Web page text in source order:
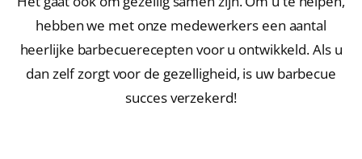
hebben we met onze medewerkers een aantal
heerlijke barbecuerecepten voor u ontwikkeld. Als u
dan zelf zorgt voor de gezelligheid, is uw barbecue
succes verzekerd!